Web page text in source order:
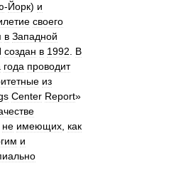
-Йорк) и
своего
в Западной
создан в 1992
В
года проводит
из
Center Report»
не имеющих как
и